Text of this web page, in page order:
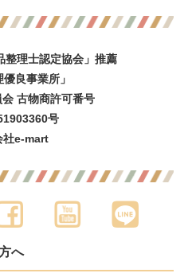
整理士認定協会」推薦
優良事業所」
古物商許可番号
号
社e-mart
へ